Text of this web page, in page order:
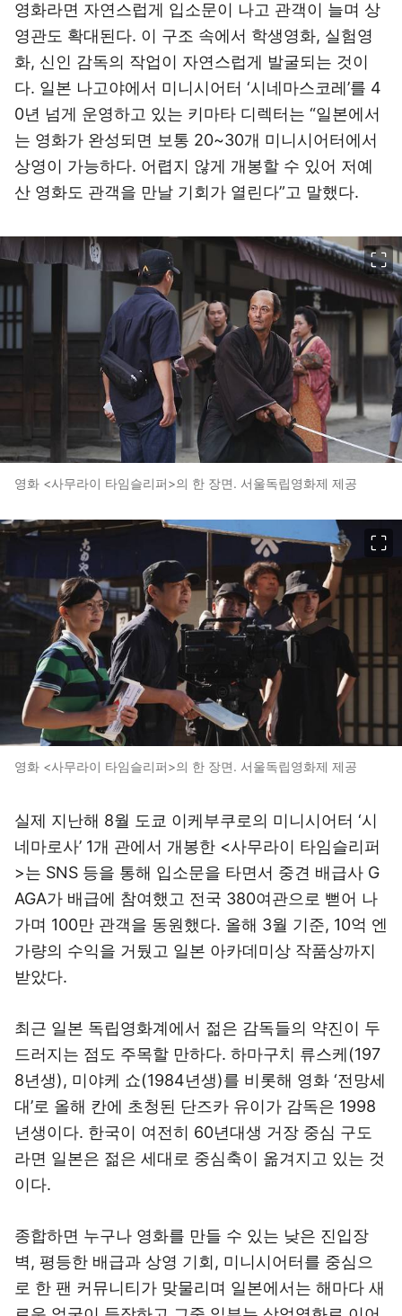
영화라면 자연스럽게 입소문이 나고 관객이 늘며 상
영관도 확대된다. 이 구조 속에서 학생영화, 실험영
화, 신인 감독의 작업이 자연스럽게 발굴되는 것이
다. 일본 나고야에서 미니시어터 ‘시네마스코레’를 4
0년 넘게 운영하고 있는 키마타 디렉터는 “일본에서
는 영화가 완성되면 보통 20~30개 미니시어터에서
상영이 가능하다. 어렵지 않게 개봉할 수 있어 저예
산 영화도 관객을 만날 기회가 열린다”고 말했다.
영화 <사무라이 타임슬리퍼>의 한 장면. 서울독립영화제 제공
영화 <사무라이 타임슬리퍼>의 한 장면. 서울독립영화제 제공
실제 지난해 8월 도쿄 이케부쿠로의 미니시어터 ‘시
네마로사’ 1개 관에서 개봉한 <사무라이 타임슬리퍼
>는 SNS 등을 통해 입소문을 타면서 중견 배급사 G
AGA가 배급에 참여했고 전국 380여관으로 뻗어 나
가며 100만 관객을 동원했다. 올해 3월 기준, 10억 엔
가량의 수익을 거뒀고 일본 아카데미상 작품상까지
받았다.
최근 일본 독립영화계에서 젊은 감독들의 약진이 두
드러지는 점도 주목할 만하다. 하마구치 류스케(197
8년생), 미야케 쇼(1984년생)를 비롯해 영화 ‘전망세
대’로 올해 칸에 초청된 단즈카 유이가 감독은 1998
년생이다. 한국이 여전히 60년대생 거장 중심 구도
라면 일본은 젊은 세대로 중심축이 옮겨지고 있는 것
이다.
종합하면 누구나 영화를 만들 수 있는 낮은 진입장
벽, 평등한 배급과 상영 기회, 미니시어터를 중심으
로 한 팬 커뮤니티가 맞물리며 일본에서는 해마다 새